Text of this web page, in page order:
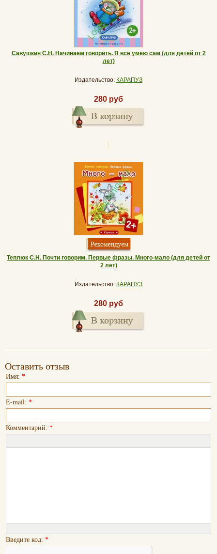
Савушкин С.Н. Начинаем говорить. Я все умею сам (для детей от 2
лет)
Издательство: КАРАПУЗ
280 руб
Теплюк С.Н. Почти говорим. Первые фразы. Много-мало (для детей от
2 лет)
Издательство: КАРАПУЗ
280 руб
Оставить отзыв
Имя: *
E-mail: *
Комментарий: *
Введите код: *